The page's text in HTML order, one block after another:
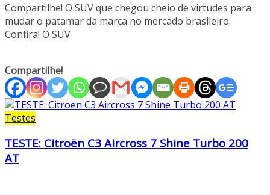
Compartilhe! O SUV que chegou cheio de virtudes para
mudar o patamar da marca no mercado brasileiro.
Confira! O SUV
Compartilhe!
Testes
TESTE: Citroën C3 Aircross 7 Shine Turbo 200
AT